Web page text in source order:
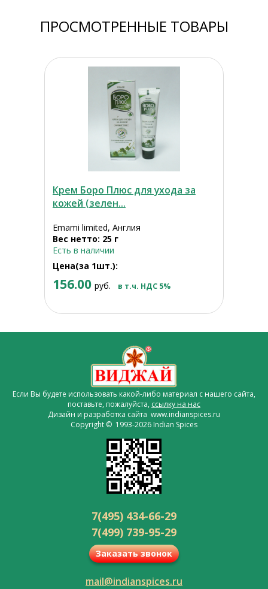
ПРОСМОТРЕННЫЕ ТОВАРЫ
Крем Боро Плюс для ухода за
кожей (зелен...
Emami limited, Англия
Вес нетто: 25 г
Есть в наличии
Цена(за 1шт.):
156.00 руб. в т.ч. НДС 5%
Если Вы будете использовать какой-либо материал с нашего сайта,
поставьте, пожалуйста, ссылку на нас
Дизайн и разработка сайта www.indianspices.ru
Copyright © 1993-2026 Indian Spices
7(495) 434-66-29
7(499) 739-95-29
Заказать звонок
mail@indianspices.ru